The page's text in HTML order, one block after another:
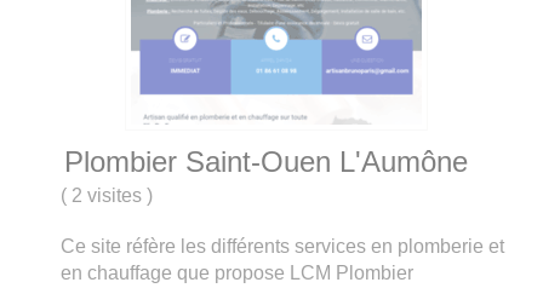
Plombier Saint-Ouen L'Aumône
( 2 visites)
Ce site réfère les différents services en plomberie et
en chauffage que propose LCM Plombier